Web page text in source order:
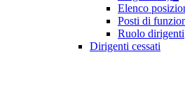
Elenco
Posti di
Ruolo dirigenti
Dirigenti cessati